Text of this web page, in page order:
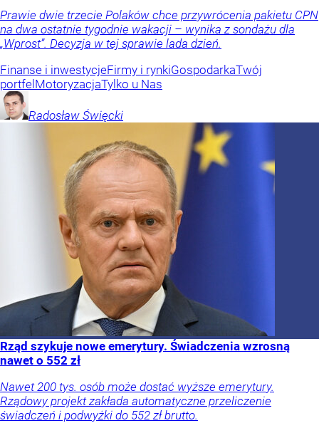
Prawie dwie trzecie Polaków chce przywrócenia pakietu CPN
na dwa ostatnie tygodnie wakacji – wynika z sondażu dla
„Wprost”. Decyzja w tej sprawie lada dzień.
Finanse i inwestycjeFirmy i rynkiGospodarkaTwój
portfel MotoryzacjaTylko u Nas
Radosław Święcki
Rząd szykuje nowe emerytury. Świadczenia wzrosną
nawet o 552 zł
Nawet 200 tys. osób może dostać wyższe emerytury.
Rządowy projekt zakłada automatyczne przeliczenie
świadczeń i podwyżki do 552 zł brutto.